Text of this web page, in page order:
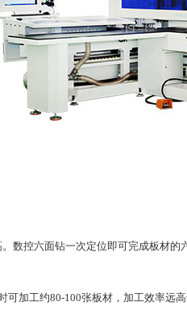
控六面钻一次定位即可完成板材的
加工约80-100张板材，加工效率远高